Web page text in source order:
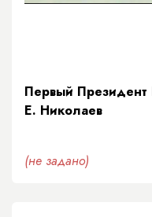
Первый
Е. Николаев
(не задано)